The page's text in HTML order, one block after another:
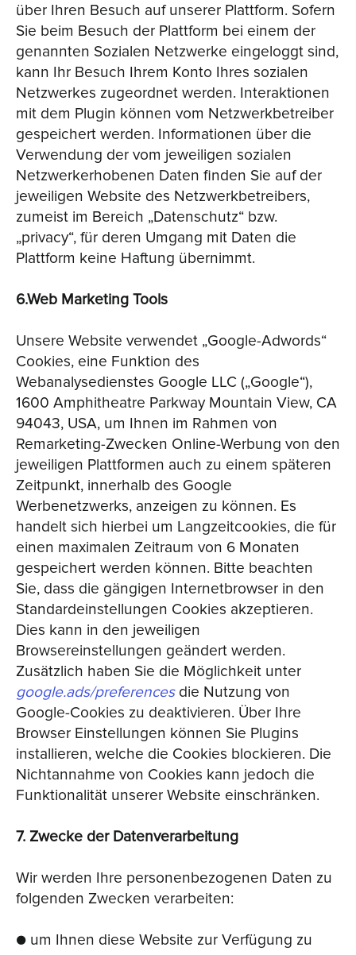
über Ihren Besuch auf unserer Plattform. Sofern
Sie beim Besuch der Plattform bei einem der
genannten Sozialen Netzwerke eingeloggt sind,
kann Ihr Besuch Ihrem Konto Ihres sozialen
Netzwerkes zugeordnet werden. Interaktionen
mit dem Plugin können vom Netzwerkbetreiber
gespeichert werden. Informationen über die
Verwendung der vom jeweiligen sozialen
Netzwerkerhobenen Daten finden Sie auf der
jeweiligen Website des Netzwerkbetreibers,
zumeist im Bereich „Datenschutz“ bzw.
„privacy“, für deren Umgang mit Daten die
Plattform keine Haftung übernimmt.
6.Web Marketing Tools
Unsere Website verwendet „Google-Adwords“
Cookies, eine Funktion des
Webanalysedienstes Google LLC („Google“),
1600 Amphitheatre Parkway Mountain View, CA
94043, USA, um Ihnen im Rahmen von
Remarketing-Zwecken Online-Werbung von den
jeweiligen Plattformen auch zu einem späteren
Zeitpunkt, innerhalb des Google
Werbenetzwerks, anzeigen zu können. Es
handelt sich hierbei um Langzeitcookies, die für
einen maximalen Zeitraum von 6 Monaten
gespeichert werden können. Bitte beachten
Sie, dass die gängigen Internetbrowser in den
Standardeinstellungen Cookies akzeptieren.
Dies kann in den jeweiligen
Browsereinstellungen geändert werden.
Zusätzlich haben Sie die Möglichkeit unter
google.ads/preferences die Nutzung von
Google-Cookies zu deaktivieren. Über Ihre
Browser Einstellungen können Sie Plugins
installieren, welche die Cookies blockieren. Die
Nichtannahme von Cookies kann jedoch die
Funktionalität unserer Website einschränken.
7. Zwecke der Datenverarbeitung
Wir werden Ihre personenbezogenen Daten zu
folgenden Zwecken verarbeiten:
● um Ihnen diese Website zur Verfügung zu